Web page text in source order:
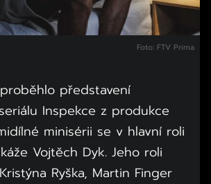
Foto: FTV Prima
představení
Inspekce z produkce
minisérii se v hlavní roli
Vojtěch Dyk. Jeho roli
Ryška, Martin Finger